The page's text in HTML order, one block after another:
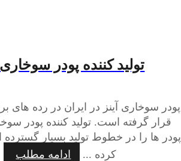
تولید کننده پودر سوخاری
پودر سوخاری آینز در ایران در رده های
قرار گرفته است. تولید کننده پودر
پودر ها را در خطوط تولید بسیار گسترده
کرده ...
ادامه مطلب